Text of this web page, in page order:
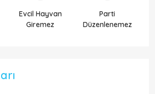
Evcil Hayvan
Giremez
Parti
Düzenlenemez